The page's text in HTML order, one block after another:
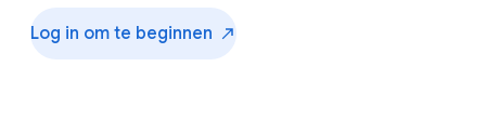
Log in om te beginnen